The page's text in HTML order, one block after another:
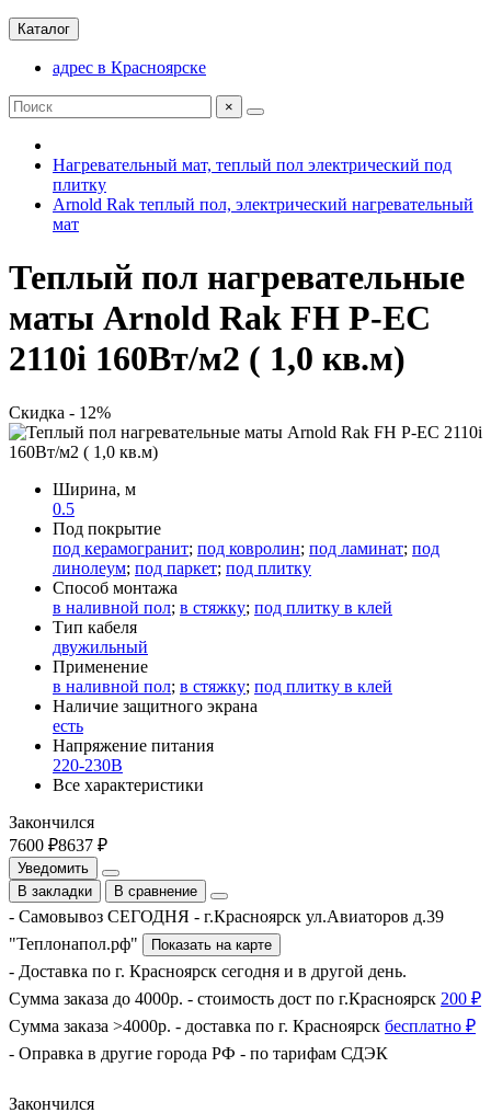
Каталог
адрес в Красноярске
×
Нагревательный мат, теплый пол электрический под
плитку
Arnold Rak теплый пол, электрический нагревательный
мат
Теплый пол нагревательные
маты Arnold Rak FH P-EС
2110i 160Вт/м2 ( 1,0 кв.м)
Скидка - 12%
Ширина, м
0.5
Под покрытие
под керамогранит; под ковролин; под ламинат; под
линолеум; под паркет; под плитку
Способ монтажа
в наливной пол; в стяжку; под плитку в клей
Тип кабеля
двужильный
Применение
в наливной пол; в стяжку; под плитку в клей
Наличие защитного экрана
есть
Напряжение питания
220-230В
Все характеристики
Закончился
7600 ₽8637 ₽
Уведомить
В закладки
В сравнение
- Самовывоз СЕГОДНЯ - г.Красноярск ул.Авиаторов д.39
"Теплонапол.рф"
Показать на карте
- Доставка по г. Красноярск сегодня и в другой день.
Сумма заказа до 4000р. - стоимость дост по г.Красноярск 200 ₽
Сумма заказа >4000р. - доставка по г. Красноярск бесплатно ₽
- Оправка в другие города РФ - по тарифам СДЭК
Закончился